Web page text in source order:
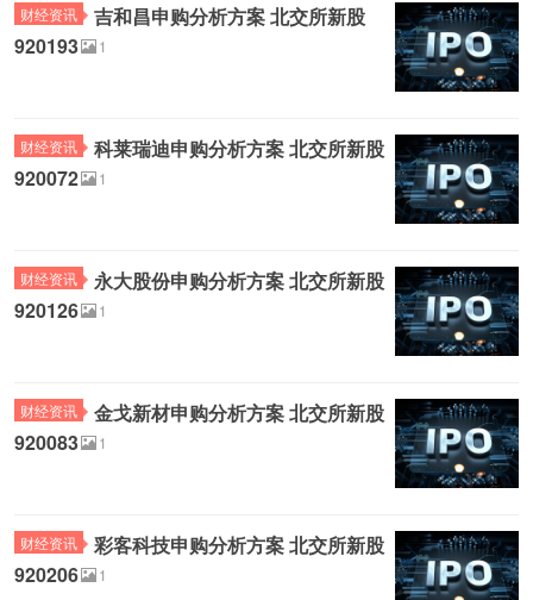
财经资讯
吉和昌申购分析方案 北交所新股
920193
1
财经资讯
科莱瑞迪申购分析方案 北交所新股
920072
1
财经资讯
永大股份申购分析方案 北交所新股
920126
1
财经资讯
金戈新材申购分析方案 北交所新股
920083
1
财经资讯
彩客科技申购分析方案 北交所新股
920206
1